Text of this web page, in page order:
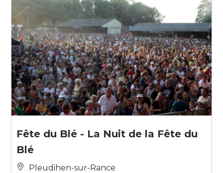
Fête du Blé - La Nuit de la Fête du
Blé
Pleudihen-sur-Rance